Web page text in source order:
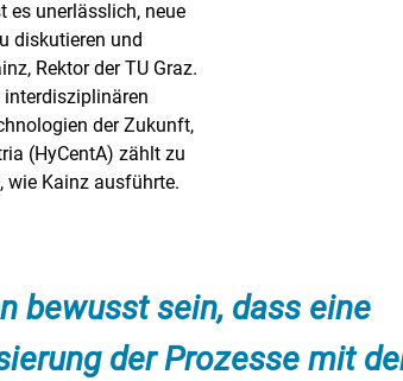
es unerlässlich, neue
diskutieren und
Rektor der TU Graz.
der Zukunft,
(HyCentA) zählt zu
wie Kainz ausführte.
bewusst sein, dass eine
der Prozesse mit